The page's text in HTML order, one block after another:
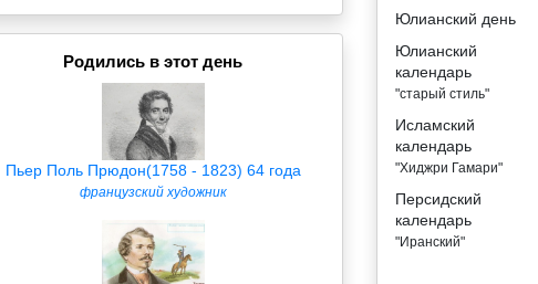
Родились в этот день
Пьер Поль Прюдон(1758 - 1823) 64 года
французский художник
Юлианский день
Юлианский
календарь
"старый стиль"
Исламский
календарь
"Хиджри Гамари"
Персидский
календарь
"Иранский"